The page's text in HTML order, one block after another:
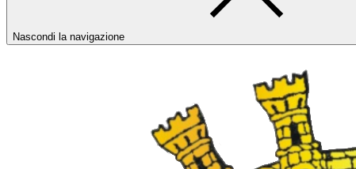
Nascondi la navigazione